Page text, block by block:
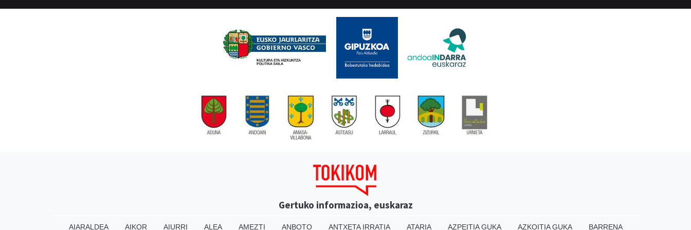
Gertuko informazioa, euskaraz
AIARALDEA AIKOR AIURRI ALEA AMEZTI ANBOTO ANTXETA IRRATIA ATARIA AZPEITIA GUKA AZKOITIA GUKA BARRENA